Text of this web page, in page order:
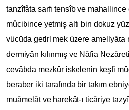
tanzîfâta sarfı tensîb ve
mûcibince yetmiş altı bin dokuz
vücûda getirilmek üzere ameliyâta
dermiyân kılınmış ve Nâfia
cevâbda mezkûr iskelenin keşfi
beraber iki tarafında bir takım
muâmelât ve harekât-ı ticâriye